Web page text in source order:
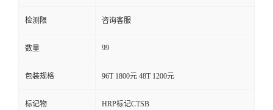
检测限 咨询客服
数量 99
包装规格 96T 1800元 48T 1200元
标记物 HRP标记CTSB